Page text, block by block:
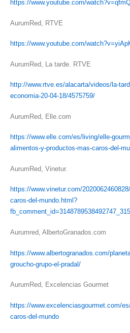
https://www.youtube.com/
AurumRed, RTVE
https://www.youtube.com/
AurumRed, La tarde. RTVE
http://www.rtve.es/alacarta/videos/la-
economia-20-04-18/4575759/
AurumRed, Elle.com
https://www.elle.com/es/living/elle-
alimentos-y-productos-mas-caros-del-
AurumRed, Vinetur.
https://www.vinetur.com/
caros-del-mundo.html?
Aurumred, AlbertoGranados.com
https://www.albertogranados.com/
groucho-grupo-el-pradal/
AurumRed, Excelencias Gourmet
https://www.excelenciasgourmet.com/
caros-del-mundo